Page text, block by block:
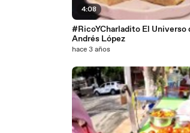
4:08
#RicoYCharladito El
Andrés López
hace 3 años